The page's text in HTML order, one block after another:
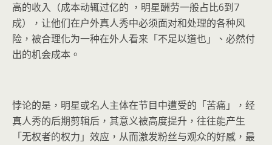
高的收入（成本动辄过亿的 ，明星酬劳一般占比6到7
成），让他们在户外真人秀中必须面对和处理的各种风
险，被合理化为一种在外人看来「不足以道也」、必然付
出的机会成本。
悖论的是，明星或名人主体在节目中遭受的「苦痛」，经
真人秀的后期剪辑后，其意义被高度提升，往往能产生
「无权者的权力」效应，从而激发粉丝与观众的好感，最